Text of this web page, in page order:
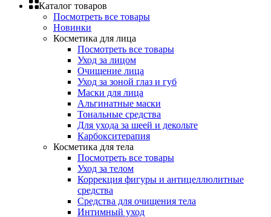
Каталог товаров
Посмотреть все товары
Новинки
Косметика для лица
Посмотреть все товары
Уход за лицом
Очищение лица
Уход за зоной глаз и губ
Маски для лица
Альгинатные маски
Тональные средства
Для ухода за шеей и декольте
Карбокситерапия
Косметика для тела
Посмотреть все товары
Уход за телом
Коррекция фигуры и антицеллюлитные
средства
Средства для очищения тела
Интимный уход